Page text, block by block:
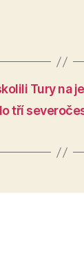
Tury na
tří